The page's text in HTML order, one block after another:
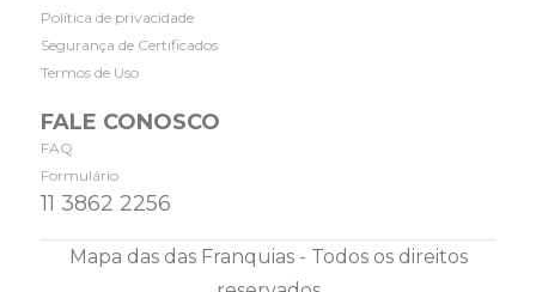
Política de privacidade
Segurança de Certificados
Termos de Uso
FALE CONOSCO
FAQ
Formulário
11 3862 2256
Mapa das das Franquias - Todos os direitos